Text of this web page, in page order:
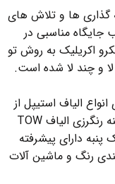
گذاری ها و تلاش های
مناسبی در
اکریلیک به روش تو
الیاف استیپل از
جمله اکریلیک و پلی استر را داشته و در زمینه رنگرزی الیاف TOW
پنبه دارای پیشرفته
رنگ و ماشین آلات